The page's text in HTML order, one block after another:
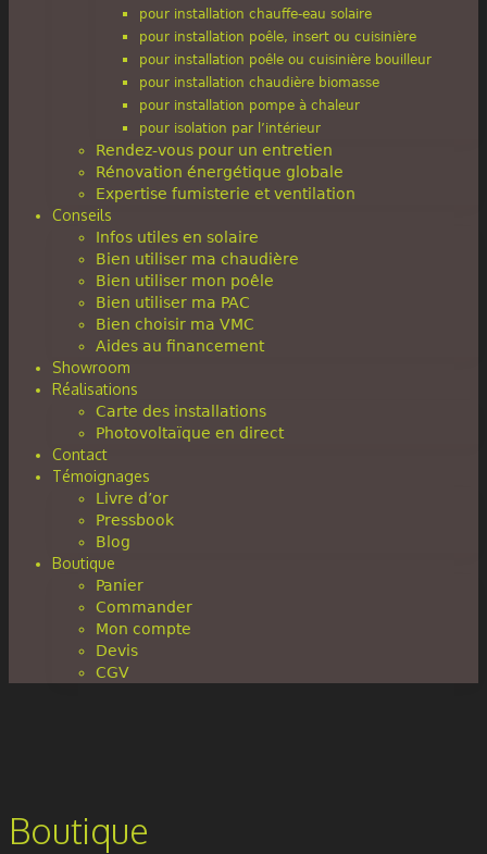
pour installation chauffe-eau solaire
pour installation poêle, insert ou cuisinière
pour installation poêle ou cuisinière bouilleur
pour installation chaudière biomasse
pour installation pompe à chaleur
pour isolation par l’intérieur
Rendez-vous pour un entretien
Rénovation énergétique globale
Expertise fumisterie et ventilation
Conseils
Infos utiles en solaire
Bien utiliser ma chaudière
Bien utiliser mon poêle
Bien utiliser ma PAC
Bien choisir ma VMC
Aides au financement
Showroom
Réalisations
Carte des installations
Photovoltaïque en direct
Contact
Témoignages
Livre d’or
Pressbook
Blog
Boutique
Panier
Commander
Mon compte
Devis
CGV
Boutique